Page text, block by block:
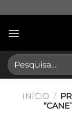
to
content
Pesquisar
por:
INÍCIO /